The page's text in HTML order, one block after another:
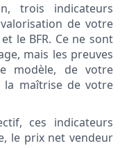
trois indicateurs
de votre
le BFR. Ce ne sont
mais les preuves
modèle, de votre
la maîtrise de votre
ces indicateurs
le prix net vendeur